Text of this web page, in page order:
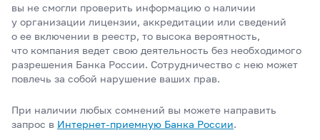
вы не смогли проверить информацию о наличии
у организации лицензии, аккредитации или сведений
о ее включении в реестр, то высока вероятность,
что компания ведет свою деятельность без необходимого
разрешения Банка России. Сотрудничество с нею может
повлечь за собой нарушение ваших прав.
При наличии любых сомнений вы можете направить
запрос в Интернет-приемную Банка России.